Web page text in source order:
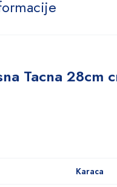
Tacna 28cm
Karaca